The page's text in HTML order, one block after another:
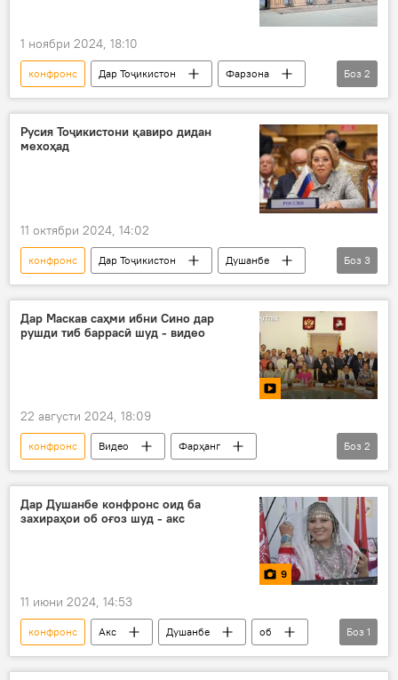
1 ноябри 2024, 18:10
конфронс Дар Тоҷикистон
Фарзона
Хуҷанд
Суғд
Боз 2
Русия Тоҷикистони қавиро дидан
мехоҳад
11 октябри 2024, 14:02
конфронс Дар Тоҷикистон
Душанбе
Валентина Матвиенко
Сиёсат
манфиат
Боз 3
Дар Маскав саҳми ибни Сино дар
рушди тиб баррасӣ шуд - видео
22 августи 2024, 18:09
конфронс Видео
Фарҳанг
Маскав
Сино
Боз 2
Дар Душанбе конфронс оид ба
захираҳои об оғоз шуд - акс
9
11 июни 2024, 14:53
конфронс Акс Душанбе
об
захираҳои об
Боз 1